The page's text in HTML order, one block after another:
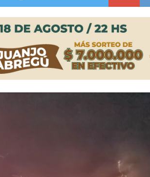
ante posibles lluvias intensas